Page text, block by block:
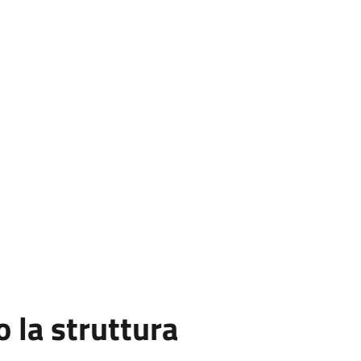
la struttura